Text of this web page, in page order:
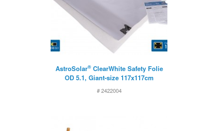
AstroSolar®ClearWhite Safety Folie
OD 5.1, Giant-size 117x117cm
# 2422004